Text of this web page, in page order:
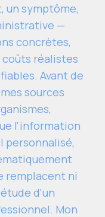
un symptôme,
—
concrètes,
réalistes
Avant de
sources
l'information
personnalisé,
remplacent ni
d'un
Mon